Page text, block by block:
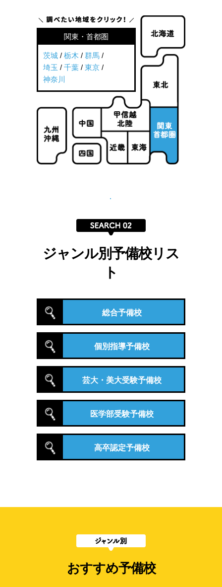
関東・首都圏
茨城 / 栃木 / 群馬 /
埼玉 / 千葉 / 東京 /
神奈川
ジャンル別予備校リス
ト
総合予備校
個別指導予備校
芸大・美大受験予備校
医学部受験予備校
高卒認定予備校
おすすめ予備校